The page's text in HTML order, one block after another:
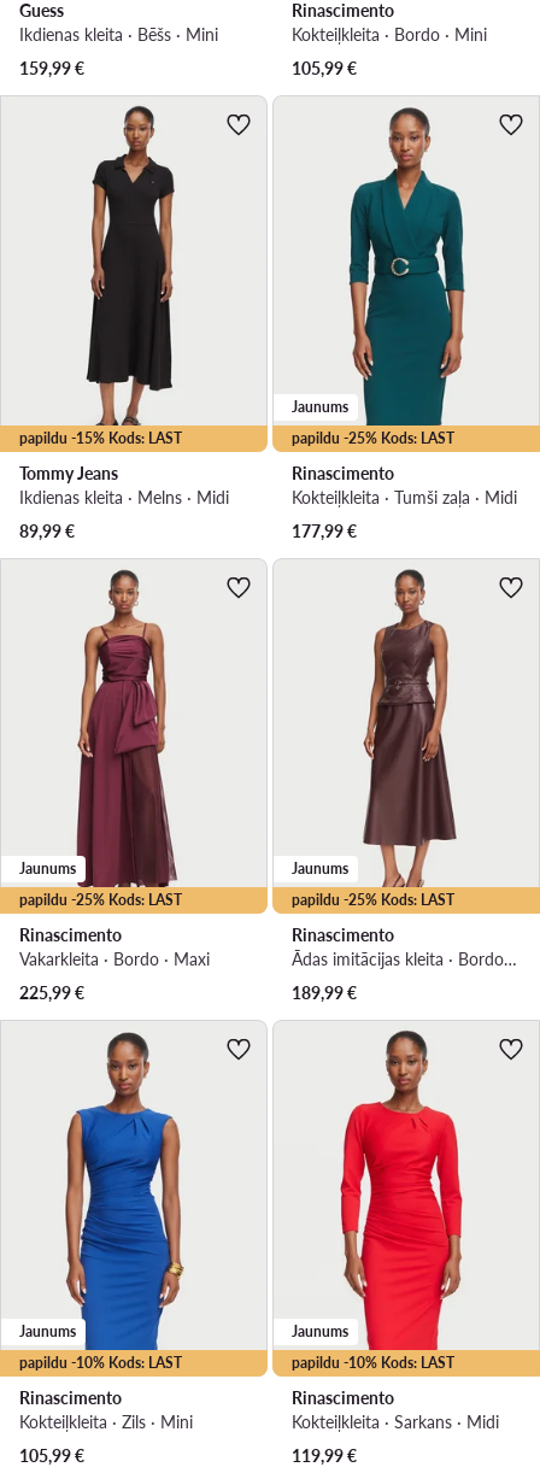
Guess
Ikdienas kleita · Bēšs · Mini
159,99€
Rinascimento
Kokteiļkleita · Bordo · Mini
105,99€
papildu -15% Kods: LAST
Tommy Jeans
Ikdienas kleita · Melns · Midi
89,99€
papildu -25% Kods: LAST
Jaunums
Rinascimento
Kokteiļkleita · Tumši zaļa · Midi
177,99€
papildu -25% Kods: LAST
Jaunums
Rinascimento
Vakarkleita · Bordo · Maxi
225,99€
papildu -25% Kods: LAST
Jaunums
Rinascimento
Ādas imitācijas kleita · Bordo · Midi
189,99€
papildu -10% Kods: LAST
Jaunums
Rinascimento
Kokteiļkleita · Zils · Mini
105,99€
papildu -10% Kods: LAST
Jaunums
Rinascimento
Kokteiļkleita · Sarkans · Midi
119,99€